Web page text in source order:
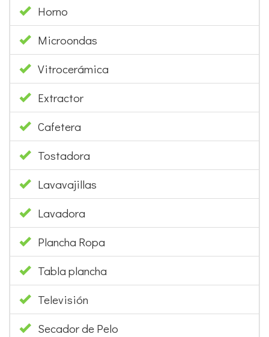
Horno
Microondas
Vitrocerámica
Extractor
Cafetera
Tostadora
Lavavajillas
Lavadora
Plancha Ropa
Tabla plancha
Televisión
Secador de Pelo